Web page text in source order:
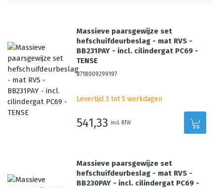
Massieve paarsgewijze set
hefschuifdeurbeslag - mat RVS -
BB231PAY - incl. cilindergat PC69 -
TENSE
8718009299197
Levertijd 3 tot 5 werkdagen
541,33 incl. BTW
Massieve paarsgewijze set
hefschuifdeurbeslag - mat RVS -
BB230PAY - incl. cilindergat PC69 -